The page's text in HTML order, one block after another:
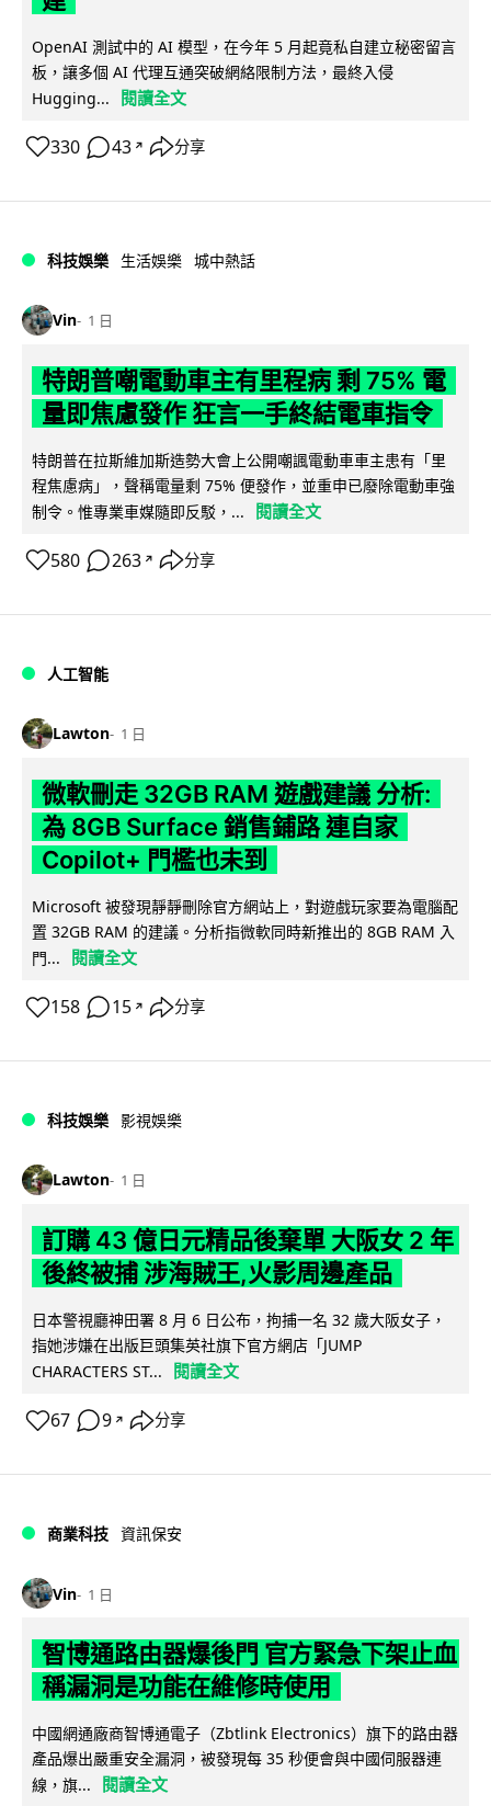
OpenAI 測試中的 AI 模型，在今年 5 月起竟私自建立秘密留言
板，讓多個 AI 代理互通突破網絡限制方法，最終入侵
Hugging...
閱讀全文
330 43 ↗ 分享
科技娛樂 生活娛樂 城中熱話
Vin 1 日
特朗普嘲電動車主有里程病 剩 75% 電
量即焦慮發作 狂言一手終結電車指令
特朗普在拉斯維加斯造勢大會上公開嘲諷電動車車主患有「里
程焦慮病」，聲稱電量剩 75% 便發作，並重申已廢除電動車強
制令。惟專業車媒隨即反駁，...
閱讀全文
580 263 ↗ 分享
人工智能
Lawton 1 日
微軟刪走 32GB RAM 遊戲建議 分析:
為 8GB Surface 銷售鋪路 連自家
Copilot+ 門檻也未到
Microsoft 被發現靜靜刪除官方網站上，對遊戲玩家要為電腦配
置 32GB RAM 的建議。分析指微軟同時新推出的 8GB RAM 入
門...
閱讀全文
158 15 ↗ 分享
科技娛樂 影視娛樂
Lawton 1 日
訂購 43 億日元精品後棄單 大阪女 2 年
後終被捕 涉海賊王,火影周邊產品
日本警視廳神田署 8 月 6 日公布，拘捕一名 32 歲大阪女子，
指她涉嫌在出版巨頭集英社旗下官方網店「JUMP
CHARACTERS ST...
閱讀全文
67 9 ↗ 分享
商業科技 資訊保安
Vin 1 日
智博通路由器爆後門 官方緊急下架止血
稱漏洞是功能在維修時使用
中國網通廠商智博通電子（Zbtlink Electronics）旗下的路由器
產品爆出嚴重安全漏洞，被發現每 35 秒便會與中國伺服器連
線，旗...
閱讀全文